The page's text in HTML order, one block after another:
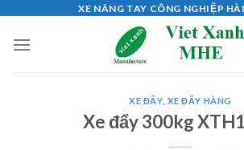
content
XE NÂNG TAY CÔNG NGHIỆP
XE ĐẨY, XE ĐẨY HÀNG
Xe đẩy 300kg